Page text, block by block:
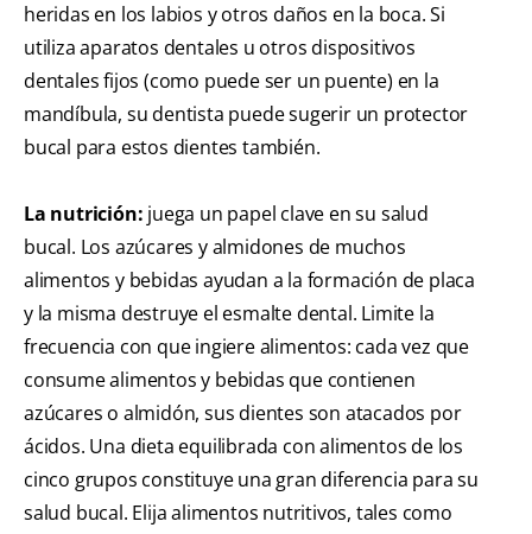
heridas en los labios y otros daños en la boca. Si
utiliza aparatos dentales u otros dispositivos
dentales fijos (como puede ser un puente) en la
mandíbula, su dentista puede sugerir un protector
bucal para estos dientes también.
La nutrición: juega un papel clave en su salud
bucal. Los azúcares y almidones de muchos
alimentos y bebidas ayudan a la formación de placa
y la misma destruye el esmalte dental. Limite la
frecuencia con que ingiere alimentos: cada vez que
consume alimentos y bebidas que contienen
azúcares o almidón, sus dientes son atacados por
ácidos. Una dieta equilibrada con alimentos de los
cinco grupos constituye una gran diferencia para su
salud bucal. Elija alimentos nutritivos, tales como